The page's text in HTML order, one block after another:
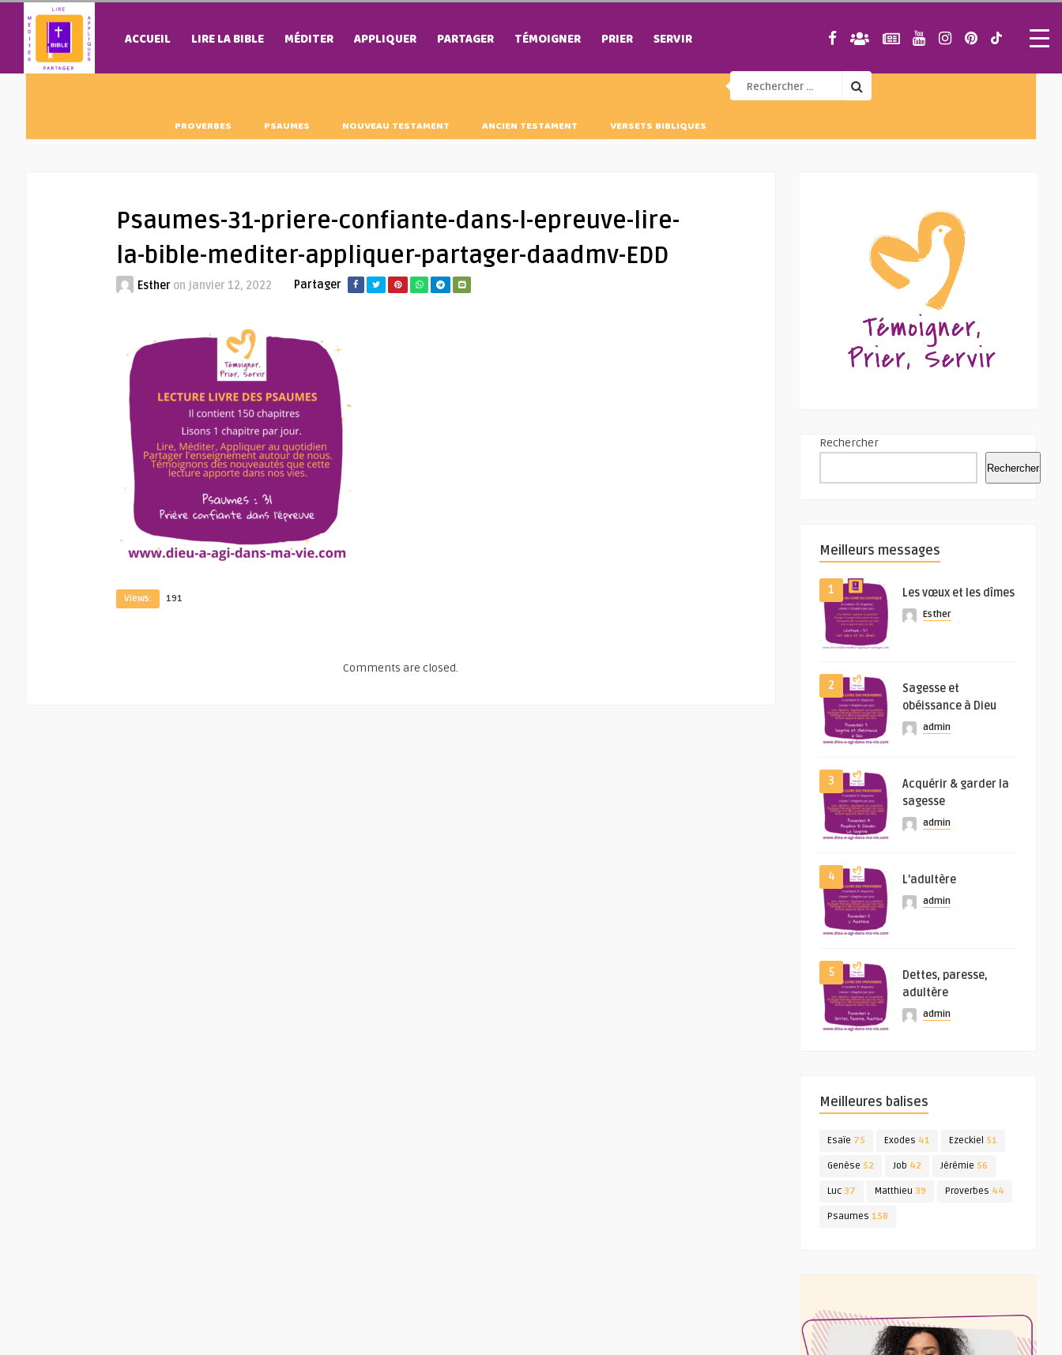
ACCUEIL LIRE LA BIBLE MÉDITER APPLIQUER PARTAGER TÉMOIGNER PRIER SERVIR
PROVERBES PSAUMES NOUVEAU TESTAMENT ANCIEN TESTAMENT VERSETS BIBLIQUES
Psaumes-31-priere-confiante-dans-l-epreuve-lire-
la-bible-mediter-appliquer-partager-daadmv-EDD
Esther on janvier 12, 2022 Partager
Views: 191
Comments are closed.
Rechercher
Rechercher
Meilleurs messages
1 Les vœux et les dîmes
Esther
2
Sagesse et
obéissance à Dieu
admin
3
Acquérir & garder la
sagesse
admin
4 L’adultère
admin
5
Dettes, paresse,
adultère
admin
Meilleures balises
Esaïe 75 Exodes 41 Ezeckiel 51
Genèse 52 Job 42 Jérémie 56
Luc 37 Matthieu 39 Proverbes 44
Psaumes 158